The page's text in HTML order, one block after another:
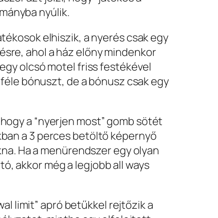
nyúlik.
elhiszik, a nyerés csak egy
ahol a ház előny mindenkor
olcsó motel friss festékével
bónuszt, de a bónusz csak egy
a “nyerjen most” gomb sötét
a 3 perces betöltő képernyő
Ha a menürendszer egy olyan
akkor még a legjobb all ways
limit” apró betűkkel rejtőzik a